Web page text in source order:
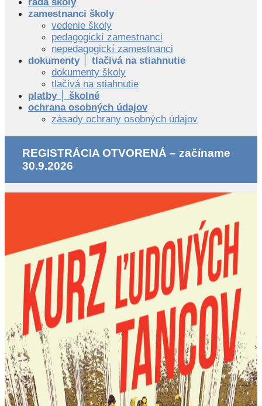
zamestnanci školy
vedenie školy
pedagogickí zamestnanci
nepedagogickí zamestnanci
dokumenty │ tlačivá na stiahnutie
dokumenty školy
tlačivá na stiahnutie
platby │ školné
ochrana osobných údajov
zásady ochrany osobných údajov
REGISTRÁCIA OTVORENÁ – začíname
30.9.2026